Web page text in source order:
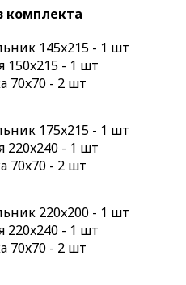
комплекта
145x215 - 1 шт
150x215 - 1 шт
70x70 - 2 шт
175x215 - 1 шт
220x240 - 1 шт
70x70 - 2 шт
220x200 - 1 шт
220x240 - 1 шт
70x70 - 2 шт